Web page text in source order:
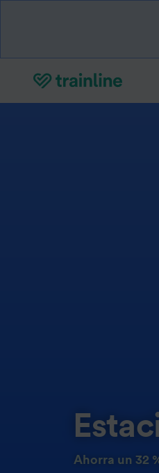
Ahorra un 32